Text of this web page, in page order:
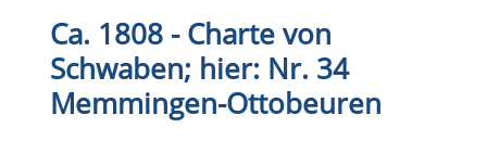
Ca. 1808 - Charte von
Schwaben; hier: Nr. 34
Memmingen-Ottobeuren